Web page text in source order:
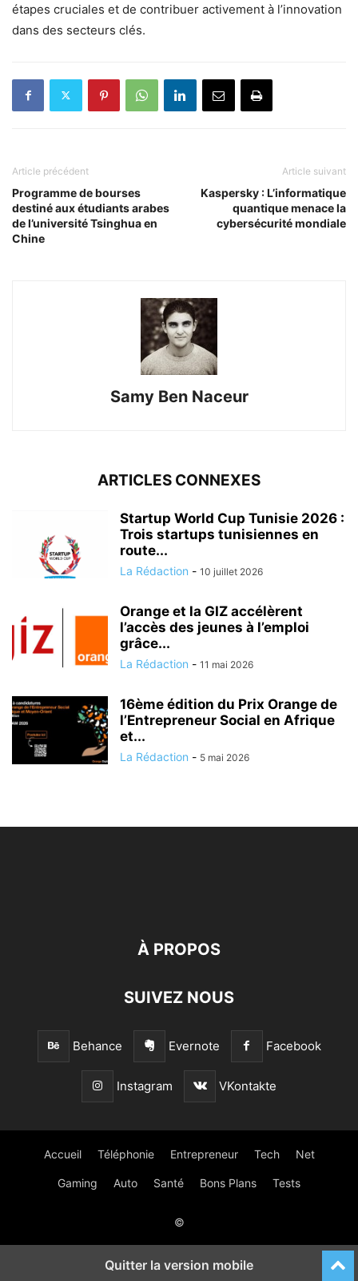
étapes cruciales et de contribuer activement à l’innovation
dans des secteurs clés.
Article précédent
Programme de bourses
destiné aux étudiants arabes
de l’université Tsinghua en
Chine
Article suivant
Kaspersky : L’informatique
quantique menace la
cybersécurité mondiale
Samy Ben Naceur
ARTICLES CONNEXES
Startup World Cup Tunisie 2026 :
Trois startups tunisiennes en
route...
La Rédaction - 10 juillet 2026
Orange et la GIZ accélèrent
l’accès des jeunes à l’emploi
grâce...
La Rédaction - 11 mai 2026
16ème édition du Prix Orange de
l’Entrepreneur Social en Afrique
et...
La Rédaction - 5 mai 2026
À PROPOS
SUIVEZ NOUS
Behance Evernote Facebook
Instagram VKontakte
Accueil Téléphonie Entrepreneur Tech Net
Gaming Auto Santé Bons Plans Tests
©
Quitter la version mobile